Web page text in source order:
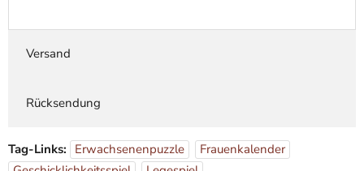
Versand
Rücksendung
Tag-Links: Erwachsenenpuzzle
Frauenkalender